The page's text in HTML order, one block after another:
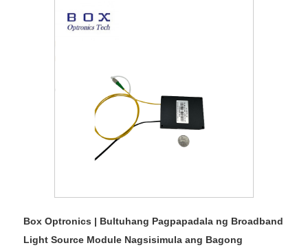
Box Optronics | Bultuhang Pagpapadala ng Broadband
Light Source Module Nagsisimula ang Bagong